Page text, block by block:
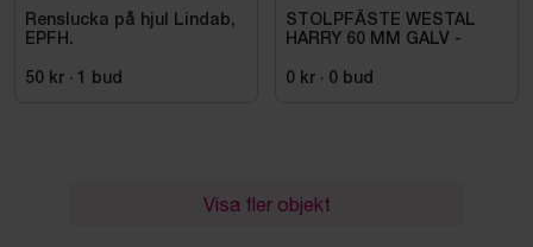
Renslucka på hjul Lindab,
EPFH.
50 kr · 1 bud
STOLPFÄSTE WESTAL
HARRY 60 MM GALV -
0 kr · 0 bud
Visa fler objekt